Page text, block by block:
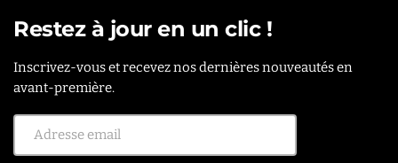
Restez à jour en un clic !
Inscrivez-vous et recevez nos dernières nouveautés en
avant-première.